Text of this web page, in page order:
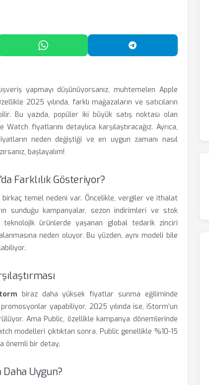
WhatsApp'ta Paylaş Telegram'da Paylaş
yapmayı düşünüyorsanız, muhtemelen Apple
2025 yılında, farklı mağazaların ve satıcıların
Bu yazıda, popüler iki büyük satış noktası olan
fiyatlarını detaylıca karşılaştıracağız. Ayrıca,
neden değiştiği ve en uygun zamanı nasıl
başlayalım!
Farklılık Gösteriyor?
birkaç temel nedeni var. Öncelikle, vergiler ve ithalat
sunduğu kampanyalar, sezon indirimleri ve stok
ürünlerde yaşanan global tedarik zinciri
neden oluyor. Bu yüzden, aynı modeli bile
biraz daha yüksek fiyatlar sunma eğiliminde
yapabiliyor. 2025 yılında ise, iStorm’un
Ama Public, özellikle kampanya dönemlerinde
modelleri çıktıktan sonra, Public genellikle %10-15
önemli bir detay.
Uygun?